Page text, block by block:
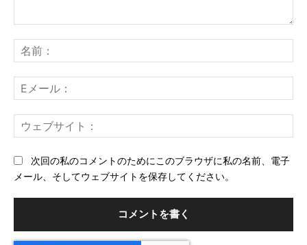
ン
ト：
前
メ
ー
ェ
次回の私のコメントのためにこのブラウザに私の名前、電子
メール、そしてウェブサイトを保存してください。